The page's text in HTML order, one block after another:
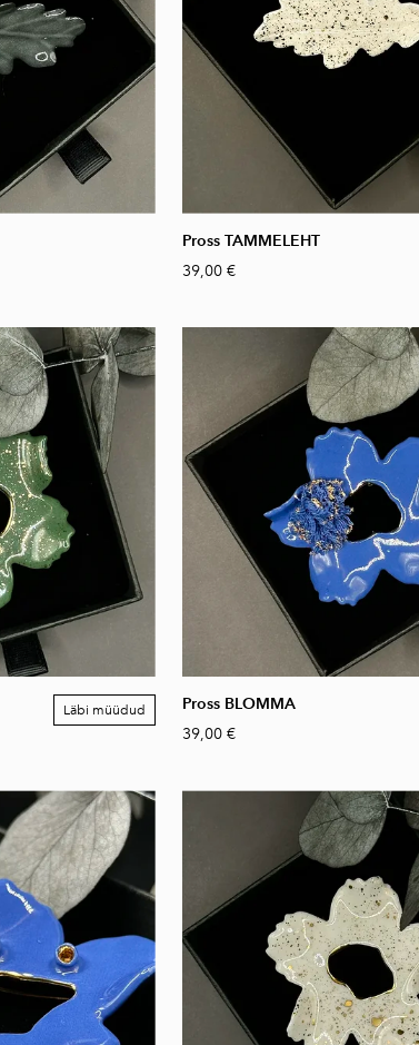
Pross TAMMELEHT
39,00 €
Läbi müüdud
Pross BLOMMA
39,00 €